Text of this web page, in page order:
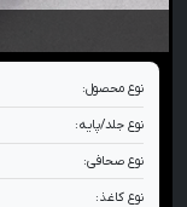
نوع محصول:
نوع جلد/پایه:
نوع صحافی:
نوع کاغذ: